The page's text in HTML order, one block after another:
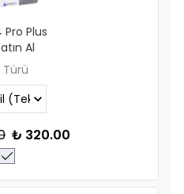
Plus
Al
Türü
₺ 320.00